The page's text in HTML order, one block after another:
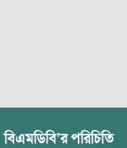
বিএমডিবি’র পরিচিতি